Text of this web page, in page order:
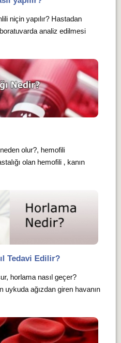
niçin yapılır? Hastadan
analiz edilmesi
olur?, hemofili
olan hemofili , kanın
Tedavi Edilir?
horlama nasıl geçer?
uykuda ağızdan giren havanın